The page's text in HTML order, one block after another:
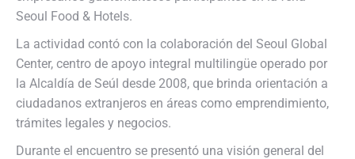
Seoul Food & Hotels.
La actividad contó con la colaboración del Seoul Global
Center, centro de apoyo integral multilingüe operado por
la Alcaldía de Seúl desde 2008, que brinda orientación a
ciudadanos extranjeros en áreas como emprendimiento,
trámites legales y negocios.
Durante el encuentro se presentó una visión general del